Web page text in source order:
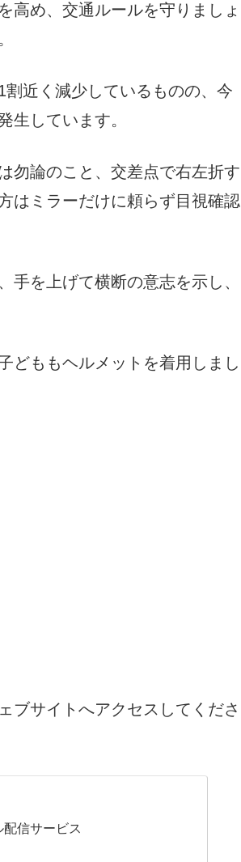
高め、交通ルールを守りましょ
近く減少しているものの、今
生しています。
勿論のこと、交差点で右左折す
はミラーだけに頼らず目視確認
を上げて横断の意志を示し、
どももヘルメットを着用しまし
ブサイトへアクセスしてくださ
信サービス